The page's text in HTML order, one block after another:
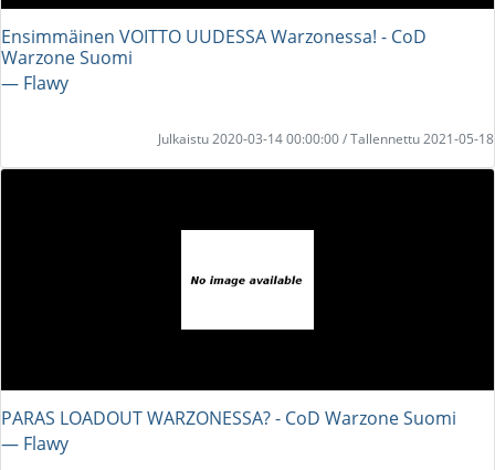
Ensimmäinen VOITTO UUDESSA Warzonessa! - CoD
Warzone Suomi
― Flawy
Julkaistu 2020-03-14 00:00:00 / Tallennettu 2021-05-18
PARAS LOADOUT WARZONESSA? - CoD Warzone Suomi
― Flawy